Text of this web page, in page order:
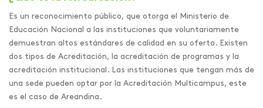
Es un reconocimiento público, que otorga el Ministerio de
Educación Nacional a las instituciones que voluntariamente
demuestran altos estándares de calidad en su oferta. Existen
dos tipos de Acreditación, la acreditación de programas y la
acreditación institucional. Las instituciones que tengan más de
una sede pueden optar por la Acreditación Multicampus, este
es el caso de Areandina.